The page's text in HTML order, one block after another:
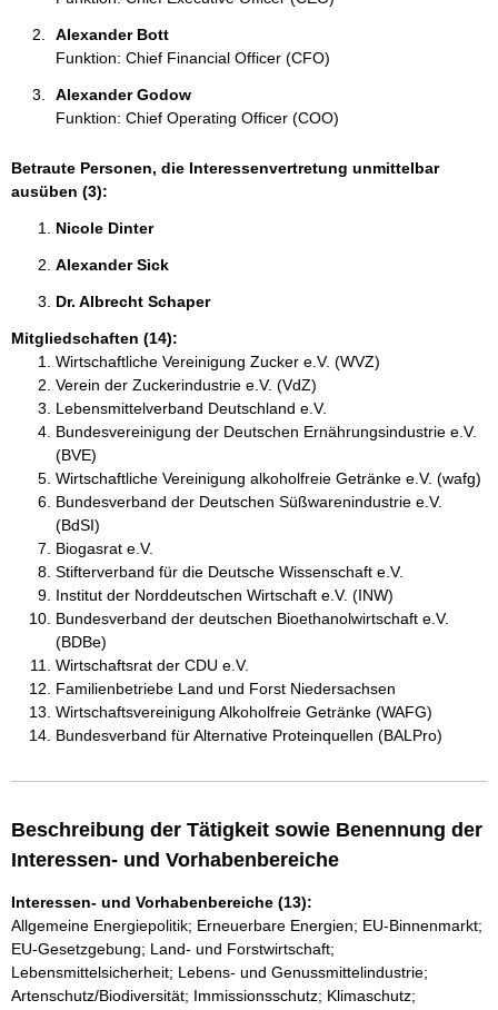
Alexander Bott
Funktion: Chief Financial Officer (CFO)
Alexander Godow
Funktion: Chief Operating Officer (COO)
Betraute Personen, die Interessenvertretung unmittelbar
ausüben (3):
Nicole Dinter
Alexander Sick
Dr. Albrecht Schaper
Mitgliedschaften (14):
Wirtschaftliche Vereinigung Zucker e.V. (WVZ)
Verein der Zuckerindustrie e.V. (VdZ)
Lebensmittelverband Deutschland e.V.
Bundesvereinigung der Deutschen Ernährungsindustrie e.V.
(BVE)
Wirtschaftliche Vereinigung alkoholfreie Getränke e.V. (wafg)
Bundesverband der Deutschen Süßwarenindustrie e.V.
(BdSI)
Biogasrat e.V.
Stifterverband für die Deutsche Wissenschaft e.V.
Institut der Norddeutschen Wirtschaft e.V. (INW)
Bundesverband der deutschen Bioethanolwirtschaft e.V.
(BDBe)
Wirtschaftsrat der CDU e.V.
Familienbetriebe Land und Forst Niedersachsen
Wirtschaftsvereinigung Alkoholfreie Getränke (WAFG)
Bundesverband für Alternative Proteinquellen (BALPro)
Beschreibung der Tätigkeit sowie Benennung der
Interessen- und Vorhabenbereiche
Interessen- und Vorhabenbereiche (13):
Allgemeine Energiepolitik; Erneuerbare Energien; EU-Binnenmarkt;
EU-Gesetzgebung; Land- und Forstwirtschaft;
Lebensmittelsicherheit; Lebens- und Genussmittelindustrie;
Artenschutz/Biodiversität; Immissionsschutz; Klimaschutz;